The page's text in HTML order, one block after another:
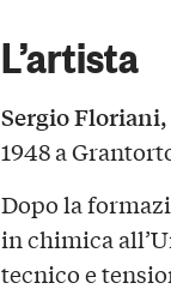
L’artista
Sergio Floriani,
1948 a
Dopo la
in chimica
tecnico e